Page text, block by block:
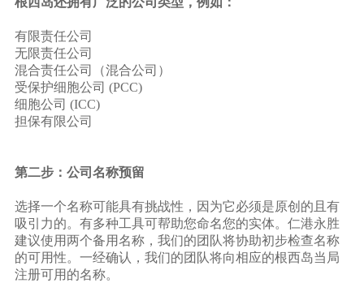
有限责任公司
无限责任公司
混合责任公司（混合公司）
受保护细胞公司 (PCC)
细胞公司 (ICC)
担保有限公司
第二步：公司名称预留
选择一个名称可能具有挑战性，因为它必须是原创的且有
吸引力的。有多种工具可帮助您命名您的实体。仁港永胜
建议使用两个备用名称，我们的团队将协助初步检查名称
的可用性。一经确认，我们的团队将向相应的根西岛当局
注册可用的名称。